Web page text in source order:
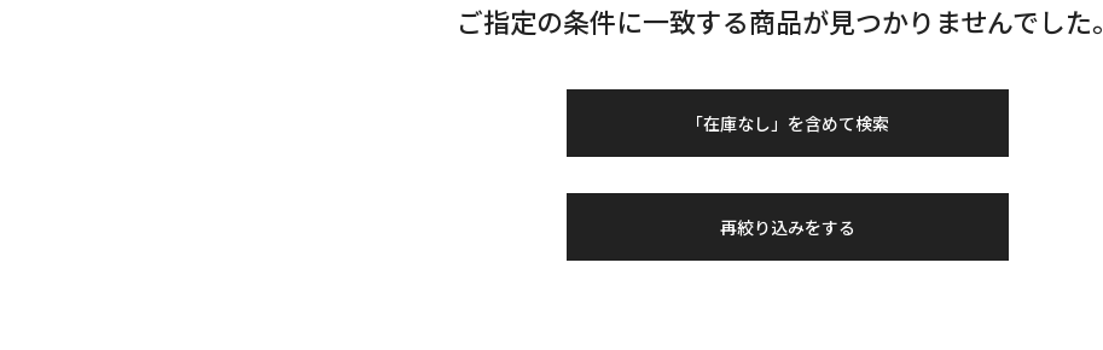
ご指定の条件に一致する商品が見つかりませんでした。
「在庫なし」を含めて検索
再絞り込みをする